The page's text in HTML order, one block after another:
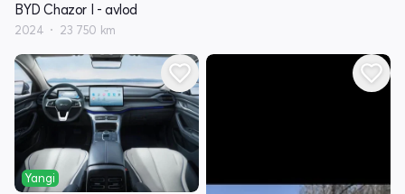
BYD Chazor I - avlod
2024 23 750 km
Yangi